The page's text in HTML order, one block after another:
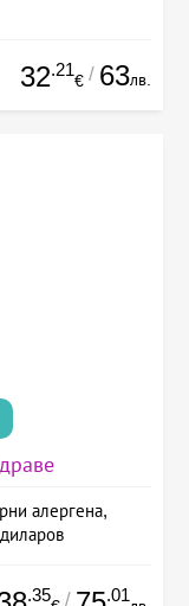
32.21
€ / 63лв.
алергена,
.35 / .01